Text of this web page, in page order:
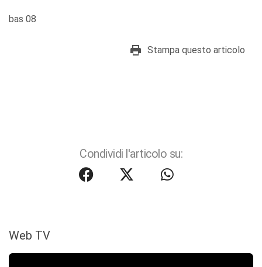
bas 08
Stampa questo articolo
Condividi l'articolo su:
Web TV